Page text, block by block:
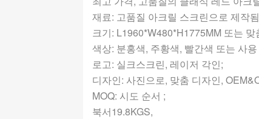
재료: 고품질 아크릴 스크린으로 제작
크기: L1960*W480*H1775MM 또는 맞
색상: 분홍색, 주황색, 빨간색 또는 사
로고: 실크스크린, 레이저 각인;
디자인: 사진으로, 맞춤 디자인,
MOQ: 시도 순서 ;
북서19.8KGS,